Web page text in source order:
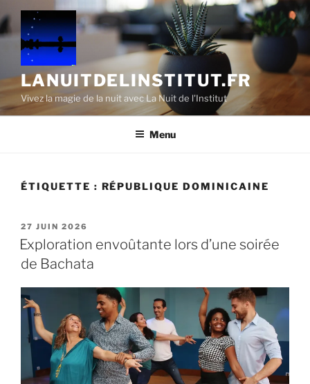
Aller
au
contenu
principal
LANUITDELINSTITUT.FR
Vivez la magie de la nuit avec La Nuit de l'Institut
Menu
ÉTIQUETTE : RÉPUBLIQUE DOMINICAINE
PUBLIÉ
LE
27 JUIN 2026
Exploration envoûtante lors d’une soirée
de Bachata